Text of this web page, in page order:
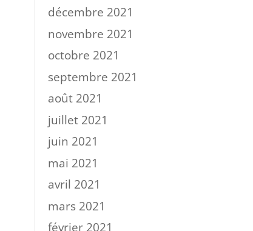
décembre 2021
novembre 2021
octobre 2021
septembre 2021
août 2021
juillet 2021
juin 2021
mai 2021
avril 2021
mars 2021
février 2021